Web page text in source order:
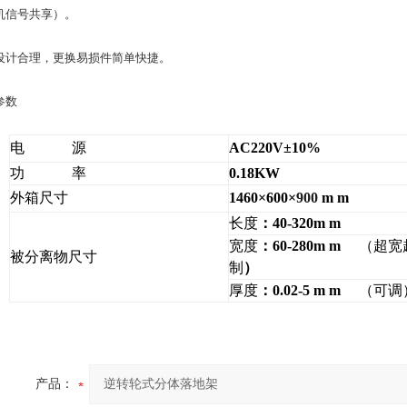
信号共享）。
计合理，更换易损件简单快捷。
数
电 源 AC220V±10%
功 率
0.18KW
外箱尺寸
1460×600×900 m m
被分离物尺寸
长度 ：40-320m m
宽度 ：60-280m m
（超
制 ）
厚度 ：0.02-5 m m （可调
产品：